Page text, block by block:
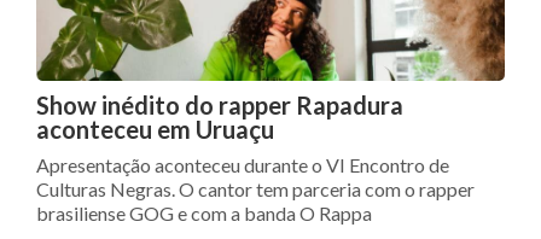
Show inédito do rapper Rapadura
aconteceu em Uruaçu
Apresentação aconteceu durante o VI Encontro de
Culturas Negras. O cantor tem parceria com o rapper
brasiliense GOG e com a banda O Rappa